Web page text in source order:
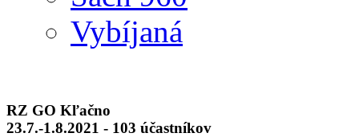
Vybíjaná
RZ GO Kľačno
23.7.-1.8.2021 - 103 účastníkov